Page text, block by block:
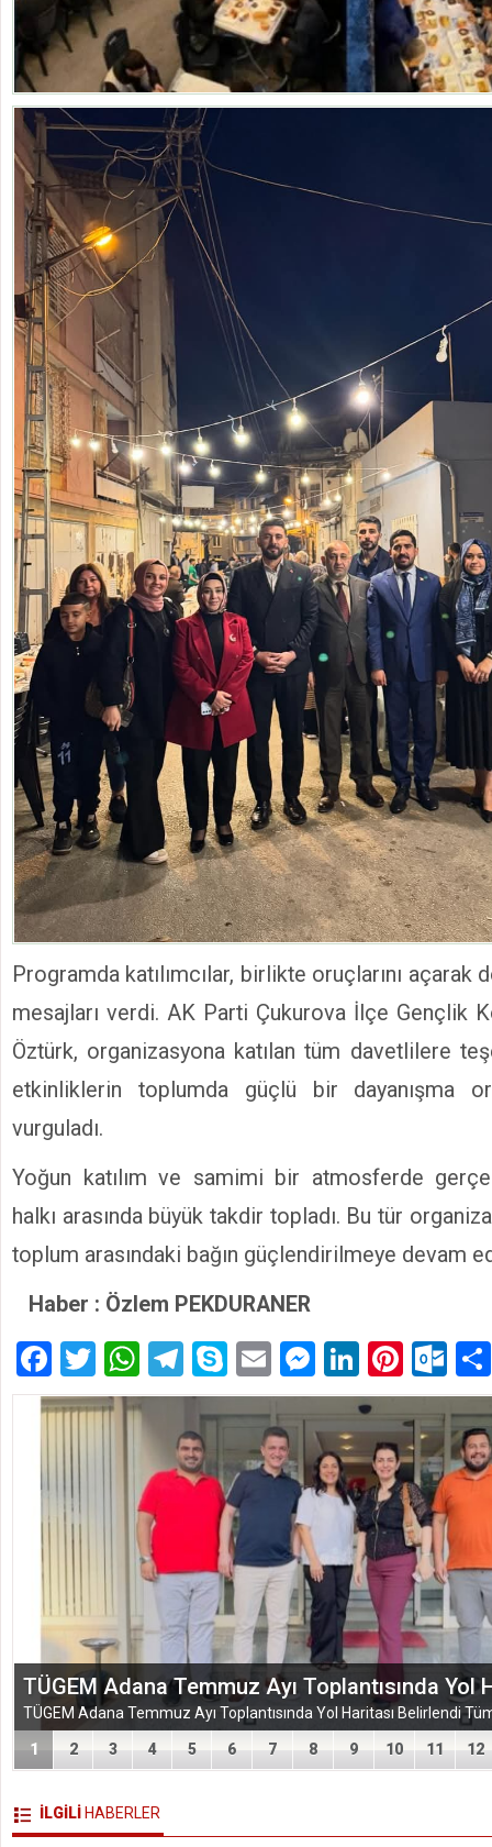
Programda katılımcılar, birlikte oruçlarını açarak
mesajları verdi. AK Parti Çukurova İlçe Gençlik
Öztürk, organizasyona katılan tüm davetlilere
etkinliklerin toplumda güçlü bir dayanışma
vurguladı.
Yoğun katılım ve samimi bir atmosferde
halkı arasında büyük takdir topladı. Bu tür
toplum arasındaki bağın güçlendirilmeye devam
Haber : Özlem PEKDURANER
Facebook
TwitterWhatsApp
Telegram
SkypeEmailMessenger
LinkedIn
EĞİTİM-BİR-SEN ADANA ŞUBESİ’NDEN
VEFA VE DAYANIŞMA ÇIKARMASI
1 2 3 4 5 6 7 8 9 10 11 12
İLGİLİ HABERLER